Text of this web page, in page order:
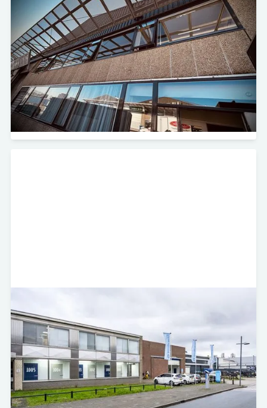
Rooseveltstraat 54 - Leiden
Self Storage
Minerva Development heeft in samenwerking met
Wiprofi en Storage Share het gebouw aan de
Rooseveltstraat 54 in Leiden aangekocht.
Bekijk project
Self Storage
Minerva Development heeft in samenwerking met
Storage Share de self-storage locatie aan de
Australiëlaan 18-22 in Utrecht overgenomen van het
voormalige Boxx Opslag.